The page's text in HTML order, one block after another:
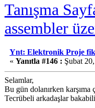
Tanışma
assembler
Ynt: Elektronik Proje
« Yanıtla #146 : Şubat
Selamlar,
Bu gün dolanırken karşıma
Tecrübeli arkadaşlar